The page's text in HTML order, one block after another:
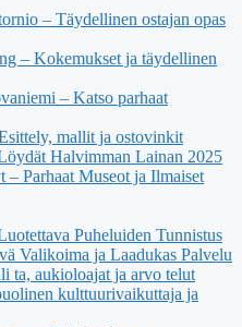
– Täydellinen ostajan opas
– Kokemukset ja täydellinen
– Katso parhaat
mallit ja ostovinkit
Halvimman Lainan 2025
Parhaat Museot ja Ilmaiset
Puheluiden Tunnistus
Valikoima ja Laadukas Palvelu
ta, aukioloajat ja arvo telut
kulttuurivaikuttaja ja